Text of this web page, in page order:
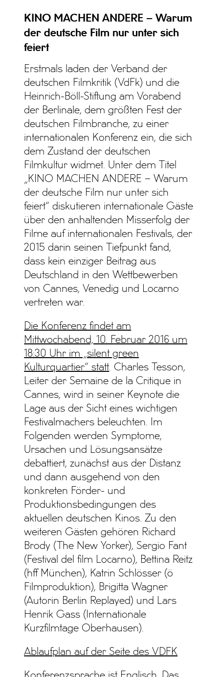
KINO MACHEN ANDERE – Warum
der deutsche Film nur unter sich
feiert
Erstmals laden der Verband der
deutschen Filmkritik (VdFk) und die
Heinrich-Böll-Stiftung am Vorabend
der Berlinale, dem größten Fest der
deutschen Filmbranche, zu einer
internationalen Konferenz ein, die sich
dem Zustand der deutschen
Filmkultur widmet. Unter dem Titel
„KINO MACHEN ANDERE – Warum
der deutsche Film nur unter sich
feiert“ diskutieren internationale Gäste
über den anhaltenden Misserfolg der
Filme auf internationalen Festivals, der
2015 darin seinen Tiefpunkt fand,
dass kein einziger Beitrag aus
Deutschland in den Wettbewerben
von Cannes, Venedig und Locarno
vertreten war.
Die Konferenz findet am
Mittwochabend, 10. Februar 2016 um
18:30 Uhr im „silent green
Kulturquartier“ statt. Charles Tesson,
Leiter der Semaine de la Critique in
Cannes, wird in seiner Keynote die
Lage aus der Sicht eines wichtigen
Festivalmachers beleuchten. Im
Folgenden werden Symptome,
Ursachen und Lösungsansätze
debattiert, zunächst aus der Distanz
und dann ausgehend von den
konkreten Förder- und
Produktionsbedingungen des
aktuellen deutschen Kinos. Zu den
weiteren Gästen gehören Richard
Brody (The New Yorker), Sergio Fant
(Festival del film Locarno), Bettina Reitz
(hff München), Katrin Schlösser (ö
Filmproduktion), Brigitta Wagner
(Autorin Berlin Replayed) und Lars
Henrik Gass (Internationale
Kurzfilmtage Oberhausen).
Ablaufplan auf der Seite des VDFK